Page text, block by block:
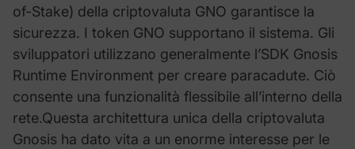
of-Stake) della criptovaluta GNO garantisce la
sicurezza. I token GNO supportano il sistema. Gli
sviluppatori utilizzano generalmente l’SDK Gnosis
Runtime Environment per creare paracadute. Ciò
consente una funzionalità flessibile all’interno della
rete.Questa architettura unica della criptovaluta
Gnosis ha dato vita a un enorme interesse per le